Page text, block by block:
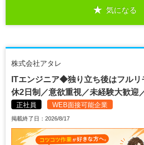
気になる
株式会社アタレ
ITエンジニア◆独り立ち後はフルリ
休2日制／意欲重視／未経験大歓
正社員 WEB面接可能企業
掲載終了日：2026/8/17